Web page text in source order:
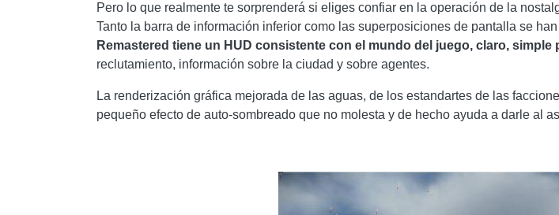
Pero lo que realmente te sorprenderá si eliges confiar en la operación de la
Tanto la barra de información inferior como las superposiciones de pantalla se
Remastered tiene un HUD consistente con el mundo del juego, claro,
reclutamiento, información sobre la ciudad y sobre agentes.
La renderización gráfica mejorada de las aguas, de los estandartes de las
pequeño efecto de auto-sombreado que no molesta y de hecho ayuda a darle al